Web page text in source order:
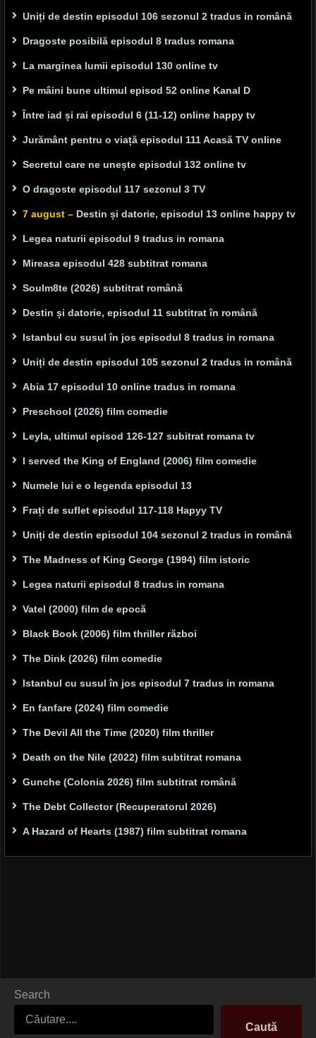
Uniți de destin episodul 106 sezonul 2 tradus in română
Dragoste posibilă episodul 8 tradus romana
La marginea lumii episodul 130 online tv
Pe mâini bune ultimul episod 52 online Kanal D
Între iad și rai episodul 6 (11-12) online happy tv
Jurământ pentru o viață episodul 111 Acasă TV online
Secretul care ne unește episodul 132 online tv
O dragoste episodul 117 sezonul 3 TV
7 august – Destin și datorie, episodul 13 online happy tv
Legea naturii episodul 9 tradus in romana
Mireasa episodul 428 subtitrat romana
Soulm8te (2026) subtitrat română
Destin și datorie, episodul 11 subtitrat în română
Istanbul cu susul în jos episodul 8 tradus in romana
Uniți de destin episodul 105 sezonul 2 tradus in română
Abia 17 episodul 10 online tradus in romana
Preschool (2026) film comedie
Leyla, ultimul episod 126-127 subitrat romana tv
I served the King of England (2006) film comedie
Numele lui e o legenda episodul 13
Frați de suflet episodul 117-118 Hapyy TV
Uniți de destin episodul 104 sezonul 2 tradus in română
The Madness of King George (1994) film istoric
Legea naturii episodul 8 tradus in romana
Vatel (2000) film de epocă
Black Book (2006) film thriller război
The Dink (2026) film comedie
Istanbul cu susul în jos episodul 7 tradus in romana
En fanfare (2024) film comedie
The Devil All the Time (2020) film thriller
Death on the Nile (2022) film subtitrat romana
Gunche (Colonia 2026) film subtitrat română
The Debt Collector (Recuperatorul 2026)
A Hazard of Hearts (1987) film subtitrat romana
Search
Caută